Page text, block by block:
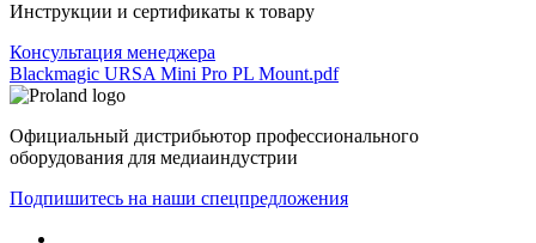
Инструкции и сертификаты к товару
Консультация менеджера
Blackmagic URSA Mini Pro PL Mount.pdf
Официальный дистрибьютор профессионального
оборудования для медиаиндустрии
Подпишитесь на наши спецпредложения